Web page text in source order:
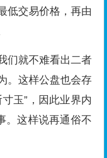
低交易价格，再由
们就不难看出二者
。这样公盘也会存
玉”，因此业界内
。这样说再通俗不